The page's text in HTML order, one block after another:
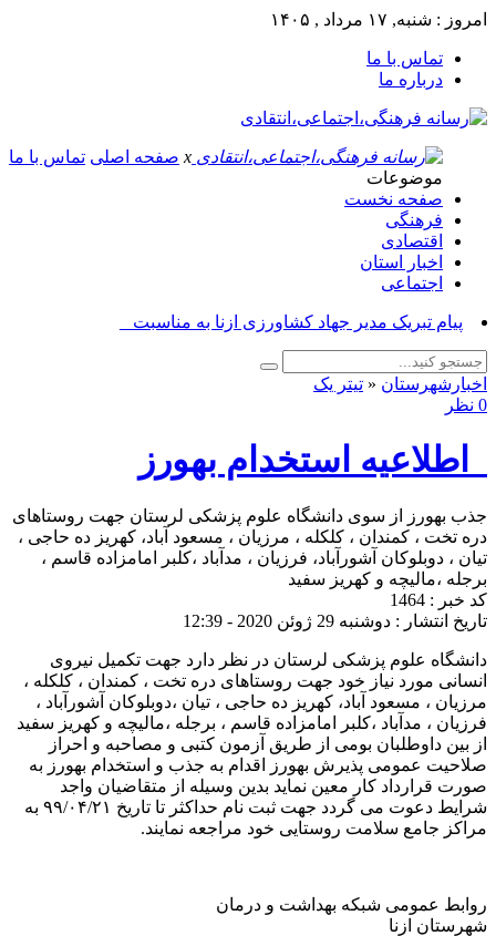
امروز : شنبه, ۱۷ مرداد , ۱۴۰۵
تماس با ما
درباره ما
x صفحه اصلی تماس با ما
موضوعات
صفحه نخست
فرهنگی
اقتصادی
اخبار استان
اجتماعی
پیام تبریک مدیر جهاد کشاورزی ازنا به مناسبت روز خب_
اخبارشهرستان « تیتر یک
0 نظر
اطلاعیه استخدام بهورز
جذب بهورز از سوی دانشگاه علوم پزشکی لرستان جهت روستاهای
دره تخت ، کمندان ، کلکله ، مرزیان ، مسعود آباد، کهریز ده حاجی ،
تیان ، دوبلوکان آشورآباد، فرزیان ، مدآباد ،کلبر امامزاده قاسم ،
برجله ،مالیچه و کهریز سفید
کد خبر : 1464
تاریخ انتشار : دوشنبه 29 ژوئن 2020 - 12:39
دانشگاه علوم پزشکی لرستان در نظر دارد جهت تکمیل نیروی
انسانی مورد نیاز خود جهت روستاهای دره تخت ، کمندان ، کلکله ،
مرزیان ، مسعود آباد، کهریز ده حاجی ، تیان ،دوبلوکان آشورآباد ،
فرزیان ، مدآباد ،کلبر امامزاده قاسم ، برجله ،مالیچه و کهریز سفید
از بین داوطلبان بومی از طریق آزمون کتبی و مصاحبه و احراز
صلاحیت عمومی پذیرش بهورز اقدام به جذب و استخدام بهورز به
صورت قرارداد کار معین نماید بدین وسیله از متقاضیان واجد
شرایط دعوت می گردد جهت ثبت نام حداکثر تا تاریخ ۹۹/۰۴/۲۱ به
مراکز جامع سلامت روستایی خود مراجعه نمایند.
روابط عمومی شبکه بهداشت و درمان
شهرستان ازنا